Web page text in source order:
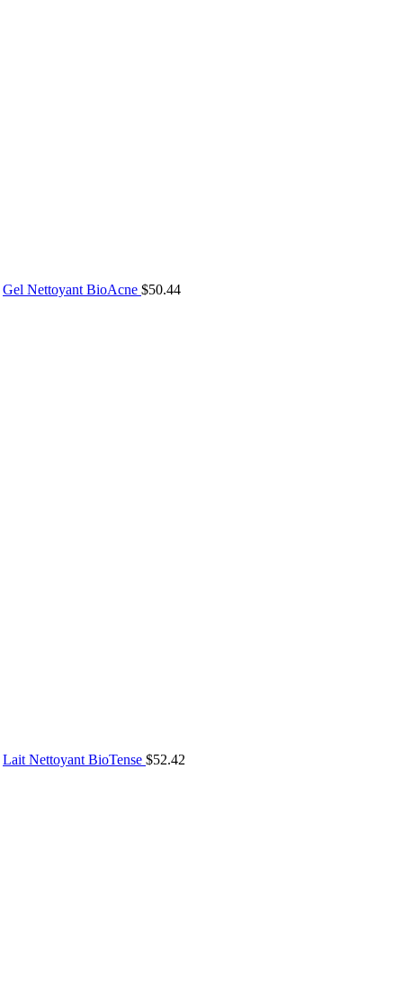
Gel Nettoyant BioAcne $50.44
Lait Nettoyant BioTense $52.42